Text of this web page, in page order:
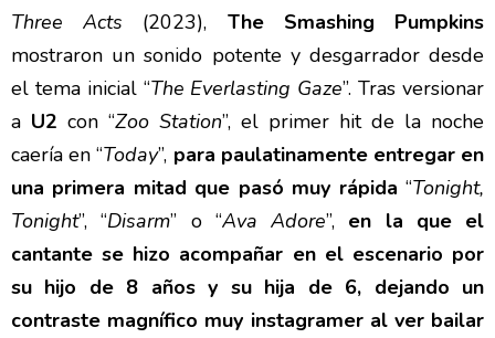
Three Acts (2023), The Smashing Pumpkins
mostraron un sonido potente y desgarrador desde
el tema inicial “The Everlasting Gaze”. Tras versionar
a U2 con “Zoo Station”, el primer hit de la noche
caería en “Today”, para paulatinamente entregar en
una primera mitad que pasó muy rápida “Tonight,
Tonight”, “Disarm” o “Ava Adore”, en la que el
cantante se hizo acompañar en el escenario por
su hijo de 8 años y su hija de 6, dejando un
contraste magnífico muy instagramer al ver bailar